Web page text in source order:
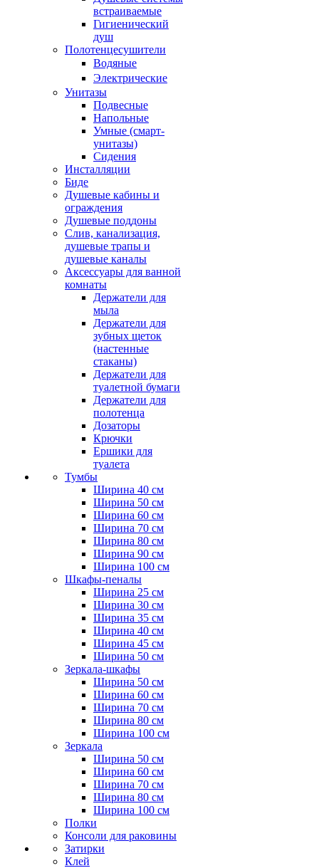
встраиваемые
Гигиенический
душ
Полотенцесушители
ㅤВодяные
ㅤЭлектрические
Унитазы
Подвесные
Напольные
Умные (смарт-
унитазы)
Сидения
Инсталляции
Биде
Душевые кабины и
ограждения
Душевые поддоны
Слив, канализация,
душевые трапы и
душевые каналы
Аксессуары для ванной
комнаты
Держатели для
мыла
Держатели для
зубных щеток
(настенные
стаканы)
Держатели для
туалетной бумаги
Держатели для
полотенца
Дозаторы
Крючки
Ершики для
туалета
Тумбы
Ширина 40 см
Ширина 50 см
Ширина 60 см
Ширина 70 см
Ширина 80 см
Ширина 90 см
Ширина 100 см
Шкафы-пеналы
Ширина 25 см
Ширина 30 см
Ширина 35 см
Ширина 40 см
Ширина 45 см
Ширина 50 см
Зеркала-шкафы
Ширина 50 см
Ширина 60 см
Ширина 70 см
Ширина 80 см
Ширина 100 см
Зеркала
Ширина 50 см
Ширина 60 см
Ширина 70 см
Ширина 80 см
Ширина 100 см
Полки
Консоли для раковины
Затирки
Клей